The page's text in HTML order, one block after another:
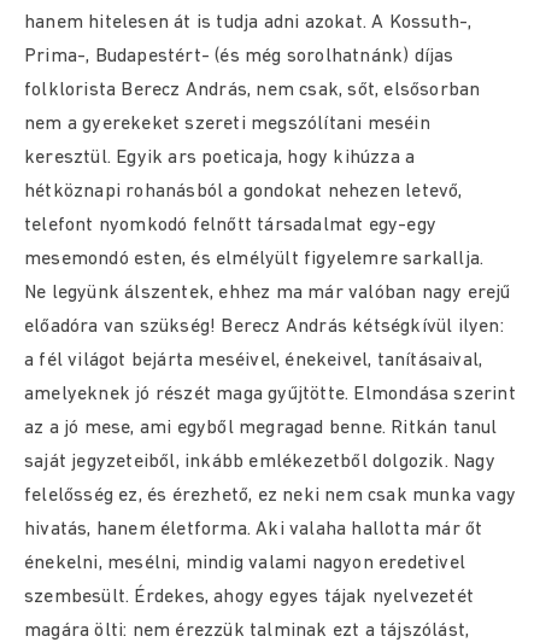
hanem hitelesen át is tudja adni azokat. A Kossuth-,
Prima-, Budapestért- (és még sorolhatnánk) díjas
folklorista Berecz András, nem csak, sőt, elsősorban
nem a gyerekeket szereti megszólítani meséin
keresztül. Egyik ars poeticaja, hogy kihúzza a
hétköznapi rohanásból a gondokat nehezen letevő,
telefont nyomkodó felnőtt társadalmat egy-egy
mesemondó esten, és elmélyült figyelemre sarkallja.
Ne legyünk álszentek, ehhez ma már valóban nagy erejű
előadóra van szükség! Berecz András kétségkívül ilyen:
a fél világot bejárta meséivel, énekeivel, tanításaival,
amelyeknek jó részét maga gyűjtötte. Elmondása szerint
az a jó mese, ami egyből megragad benne. Ritkán tanul
saját jegyzeteiből, inkább emlékezetből dolgozik. Nagy
felelősség ez, és érezhető, ez neki nem csak munka vagy
hivatás, hanem életforma. Aki valaha hallotta már őt
énekelni, mesélni, mindig valami nagyon eredetivel
szembesült. Érdekes, ahogy egyes tájak nyelvezetét
magára ölti: nem érezzük talminak ezt a tájszólást,